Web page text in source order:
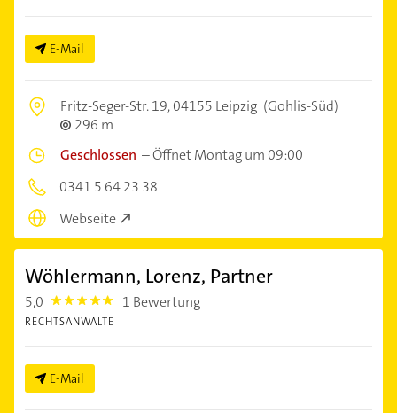
E-Mail
Fritz-Seger-Str. 19,04155 Leipzig (Gohlis-Süd)
296 m
Geschlossen –Öffnet Montag um 09:00
0341 5 64 23 38
Webseite
Wöhlermann, Lorenz, Partner
5,0 5.0 1 Bewertung
RECHTSANWÄLTE
E-Mail